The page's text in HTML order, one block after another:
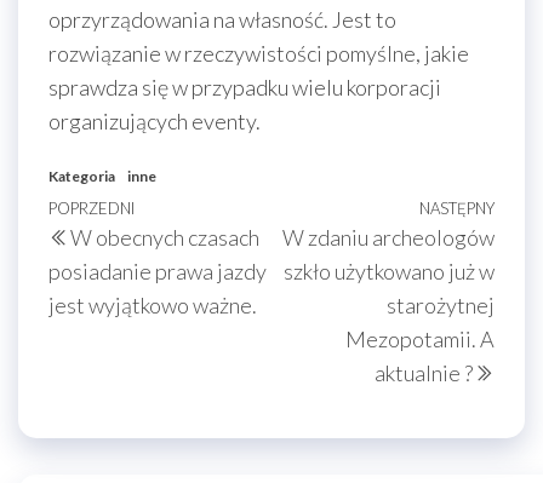
oprzyrządowania na własność. Jest to
rozwiązanie w rzeczywistości pomyślne, jakie
sprawdza się w przypadku wielu korporacji
organizujących eventy.
Kategoria inne
Nawigacja
wpisu
Poprzedni
wpis
POPRZEDNI
W obecnych czasach
posiadanie prawa jazdy
jest wyjątkowo ważne.
wpis
NASTĘPNY
W zdaniu archeologów
szkło użytkowano już w
starożytnej
Mezopotamii. A
aktualnie ?